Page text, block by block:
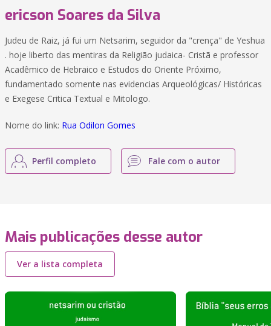
ericson Soares da Silva
Judeu de Raiz, já fui um Netsarim, seguidor da "crença" de Yeshua
. hoje liberto das mentiras da Religião judaica- Cristã e professor
Acadêmico de Hebraico e Estudos do Oriente Próximo,
fundamentado somente nas evidencias Arqueológicas/ Históricas
e Exegese Critica Textual e Mitologo.
Nome do link: Rua Odilon Gomes
Perfil completo Fale com o autor
Mais publicações desse autor
Ver a lista completa